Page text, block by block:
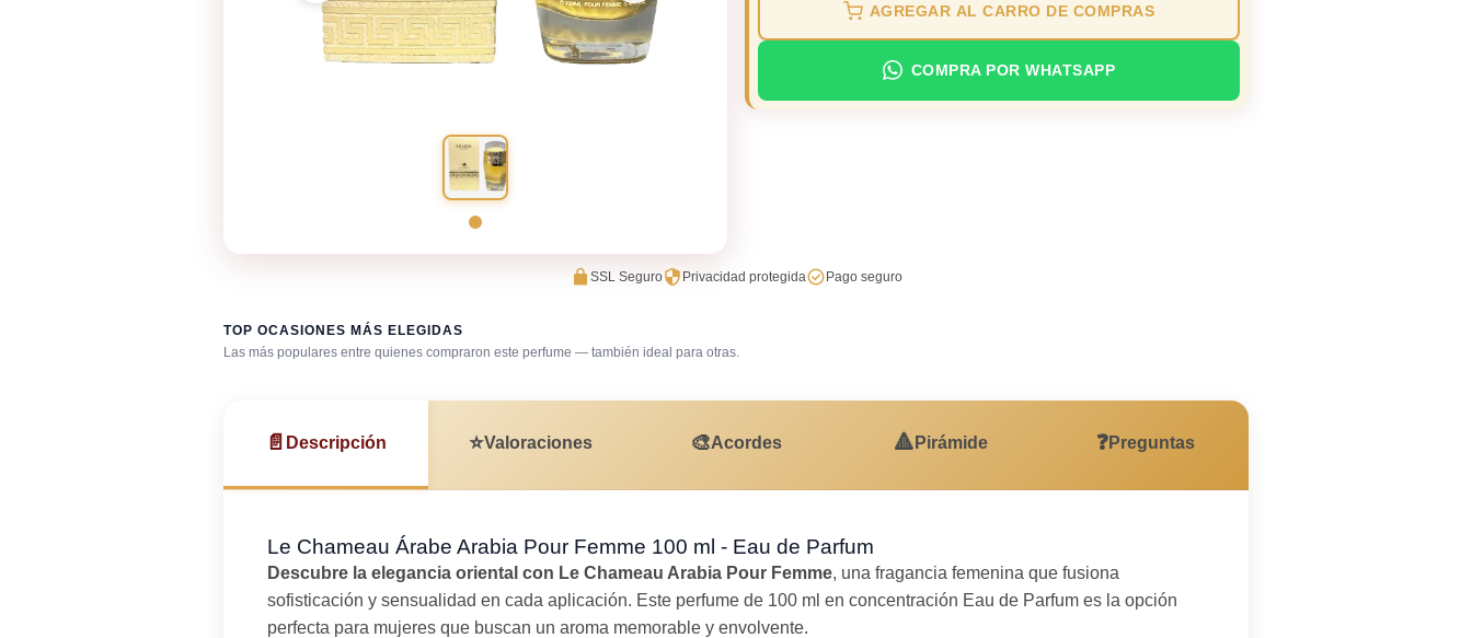
AGREGAR AL CARRO DE COMPRAS
COMPRA POR WHATSAPP
SSL Seguro Privacidad protegida Pago seguro
TOP OCASIONES MÁS ELEGIDAS
Las más populares entre quienes compraron este perfume — también ideal para otras.
Bar / cocteles Cena romántica
📄 Descripción ⭐Valoraciones 🎨Acordes 🔺 Pirámide ❓Preguntas
Le Chameau Árabe Arabia Pour Femme 100 ml - Eau de Parfum
Descubre la elegancia oriental con Le Chameau Arabia Pour Femme, una fragancia femenina que fusiona
sofisticación y sensualidad en cada aplicación. Este perfume de 100 ml en concentración Eau de Parfum es la opción
perfecta para mujeres que buscan un aroma memorable y envolvente.